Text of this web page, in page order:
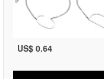
US$ 0.64